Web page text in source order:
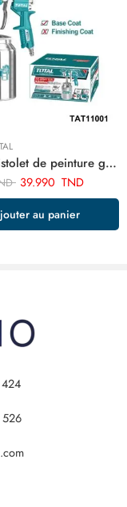
TOTAL pistolet de peinture goude bas 1.5 mm 1000cc TAT11001
39.990 TND
au panier